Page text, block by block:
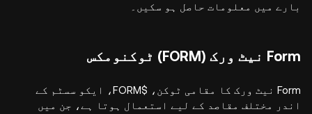
بارے میں معلومات حاصل ہو سکیں۔
Form نیٹ ورک (FORM) ٹوکنومکس
Form نیٹ ورک کا مقامی ٹوکن، $FORM، ایکو سسٹم کے
اندر مختلف مقاصد کے لیے استعمال ہوتا ہے، جن میں